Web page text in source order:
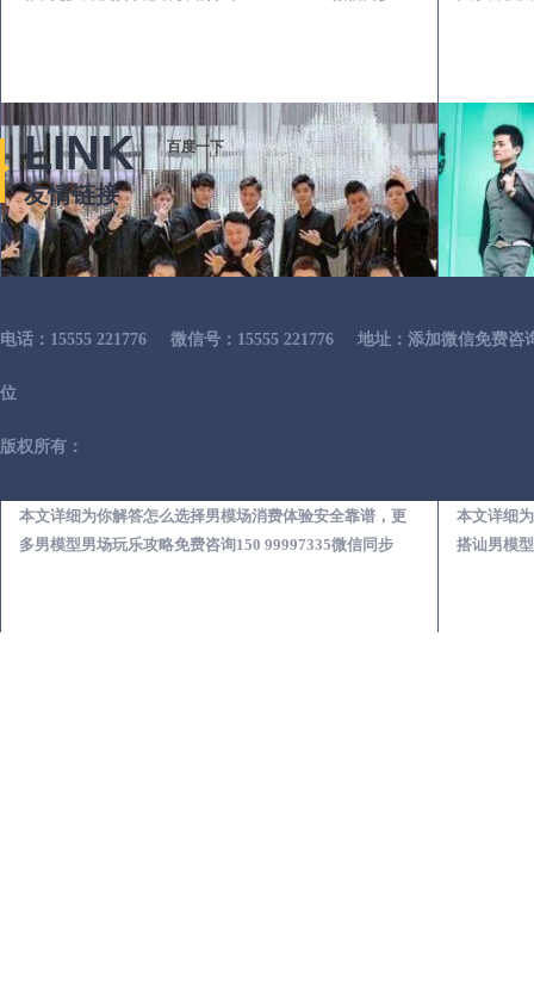
本文详细为你解答怎么选择男模场消费体验安全靠谱，更
多男模型男场玩乐攻略免费咨询150 99997335微信同步
本文详细
搭讪男模
LINK
友情链接
百度一下
电话：15555 221776 微信号：15555 221776 地址：添加微信免费咨
位
版权所有：